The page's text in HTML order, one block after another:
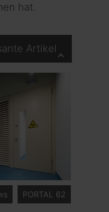
hat.
Artikel
keyboard_arrow_up
PORTAL 62